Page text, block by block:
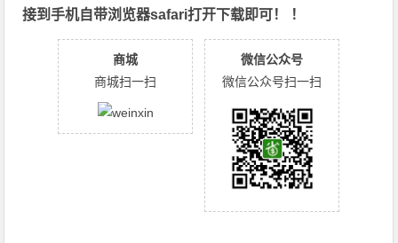
接到手机自带浏览器safari打开下载即可！ ！
商城
商城扫一扫
微信公众号
微信公众号扫一扫